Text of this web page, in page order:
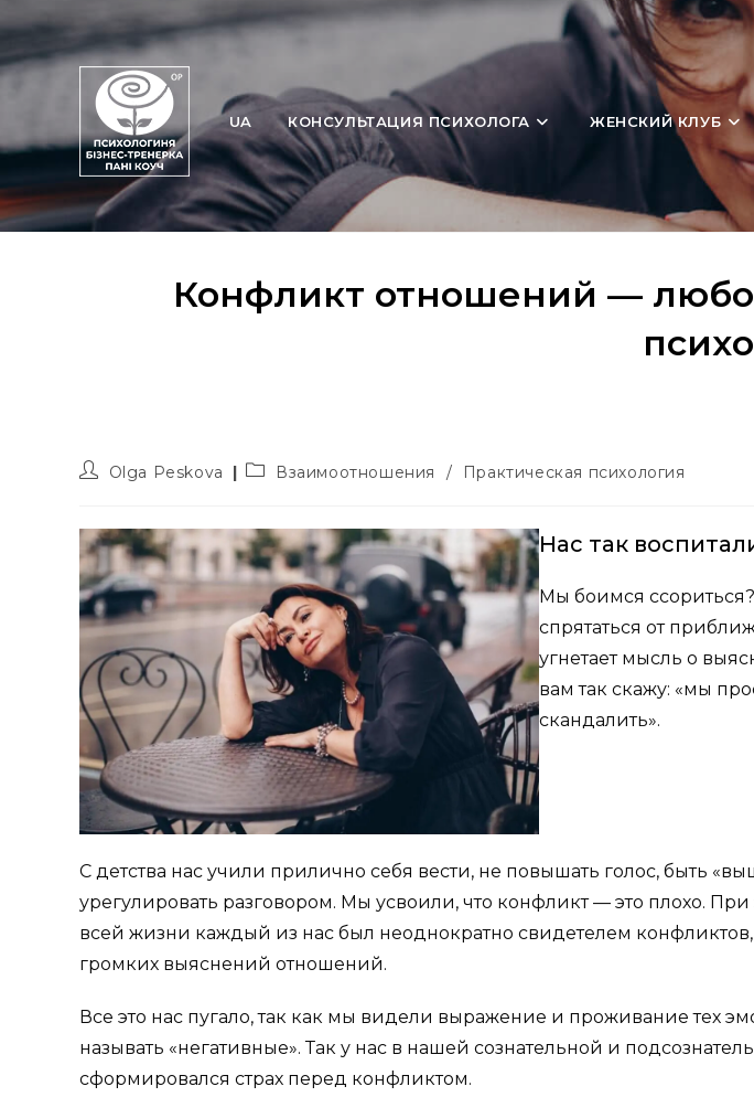
содержимому
UA КОНСУЛЬТАЦИЯ ПСИХОЛОГА ЖЕНСКИЙ КЛУБ
Конфликт отношений —
АвторOlga Peskova
Рубрика
Взаимоотношения / Практическая психология
Нас так
Мы боимся
спрятаться от
угнетает мысль о
вам так скажу: «мы
скандалить».
С детства нас учили прилично себя вести, не повышать голос, быть
урегулировать разговором. Мы усвоили, что конфликт — это плохо.
всей жизни каждый из нас был неоднократно свидетелем конфликтов,
громких выяснений отношений.
Все это нас пугало, так как мы видели выражение и проживание тех
называть «негативные». Так у нас в нашей сознательной и
сформировался страх перед конфликтом.